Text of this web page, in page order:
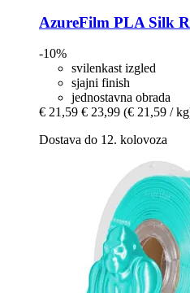
AzureFilm PLA Silk
-10%
svilenkast izgled
sjajni finish
jednostavna obrada
€ 21,59 € 23,99 (€ 21,59 /
Dostava do 12. kolovoza